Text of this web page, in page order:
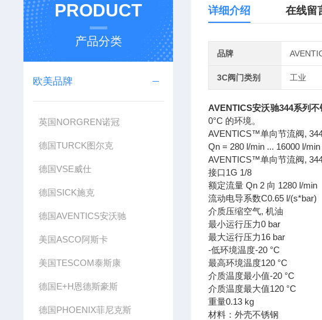
PRODUCT
产品分类
欧美品牌
英国NORGREN诺冠
德国TURCK图尔克
德国VSE威仕
德国SICK施克
德国AVENTICS安沃驰
美国ASCO阿斯卡
美国TESCOM泰斯康
德国E+H恩德斯豪斯
德国PHOENIX菲尼克斯
详细介绍 在线留
品牌
3C阀门类别 工业
AVENTICS安沃驰344系列
0°C 的环境。
AVENTICS™单向节流阀,
Qn = 280 l/min ... 16000 l/min
AVENTICS™单向节流阀,
接口1G 1/8
额定流量 Qn 2 向 1280 l/min
流动电导系数C0.65 l/(s*bar)
介质压缩空气, 机油
最小运行压力0 bar
最大运行压力16 bar
-低环境温度-20 °C
最高环境温度120 °C
介质温度最小值-20 °C
介质温度最大值120 °C
重量0.13 kg
材料：外壳不锈钢